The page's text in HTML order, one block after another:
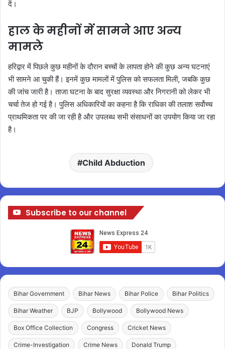
दें।
हाल के महीनों में सामने आए अन्य
मामले
हरिद्वार में पिछले कुछ महीनों के दौरान बच्चों के लापता होने की कुछ अन्य घटनाएं
भी सामने आ चुकी हैं। इनमें कुछ मामलों में पुलिस को सफलता मिली, जबकि कुछ
की जांच जारी है। ताजा घटना के बाद सुरक्षा व्यवस्था और निगरानी को लेकर भी
चर्चा तेज हो गई है। पुलिस अधिकारियों का कहना है कि राधिका की तलाश सर्वोच्च
प्राथमिकता पर की जा रही है और उपलब्ध सभी संसाधनों का उपयोग किया जा रहा
है।
Child Abduction
Subscribe to our channel
Bihar Government Bihar News Bihar Police Bihar Politics
Bihar Weather BJP Bollywood Bollywood News
Box Office Collection Congress Cricket News
Crime-Investigation Crime News Donald Trump